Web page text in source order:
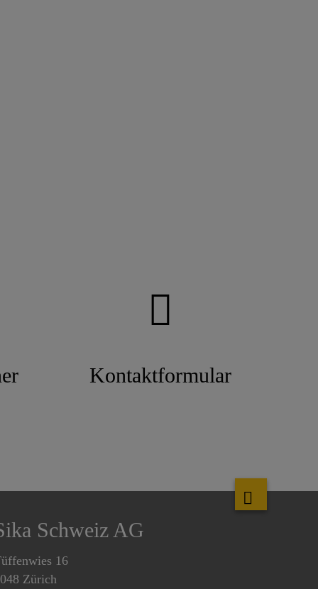
Kontaktformular
Schweiz AG
16
Zürich